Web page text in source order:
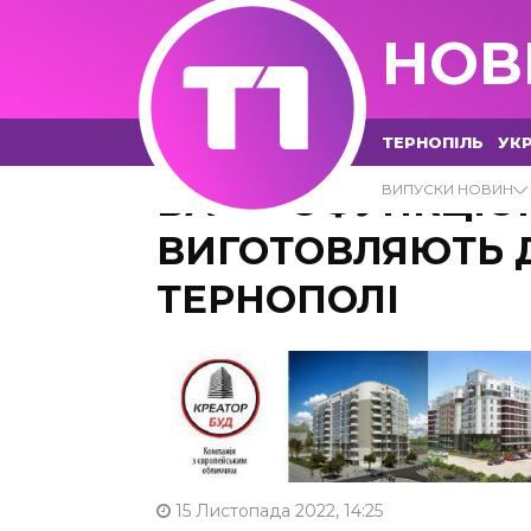
ТЕРНОПІЛЬ
ВИПУСКИ НОВИН
ВИГОТОВЛЯЮТЬ
ТЕРНОПОЛІ
15 Листопада 2022, 14:25